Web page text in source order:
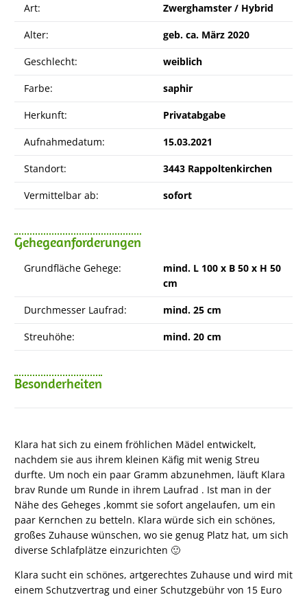
Art: Zwerghamster / Hybrid
Alter: geb. ca. März 2020
Geschlecht: weiblich
Farbe: saphir
Herkunft: Privatabgabe
Aufnahmedatum: 15.03.2021
Standort: 3443 Rappoltenkirchen
Vermittelbar ab: sofort
Gehegeanforderungen
Grundfläche Gehege:
mind. L 100 x B 50 x H 50
cm
Durchmesser Laufrad: mind. 25 cm
Streuhöhe: mind. 20 cm
Besonderheiten
Klara hat sich zu einem fröhlichen Mädel entwickelt,
nachdem sie aus ihrem kleinen Käfig mit wenig Streu
durfte. Um noch ein paar Gramm abzunehmen, läuft Klara
brav Runde um Runde in ihrem Laufrad . Ist man in der
Nähe des Geheges ,kommt sie sofort angelaufen, um ein
paar Kernchen zu betteln. Klara würde sich ein schönes,
großes Zuhause wünschen, wo sie genug Platz hat, um sich
diverse Schlafplätze einzurichten 🙂
Klara sucht ein schönes, artgerechtes Zuhause und wird mit
einem Schutzvertrag und einer Schutzgebühr von 15 Euro